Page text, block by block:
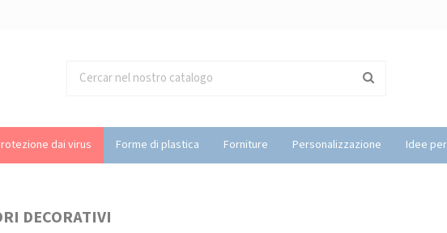
dai virus Forme di plastica Forniture Personalizzazione Idee
DECORATIVI